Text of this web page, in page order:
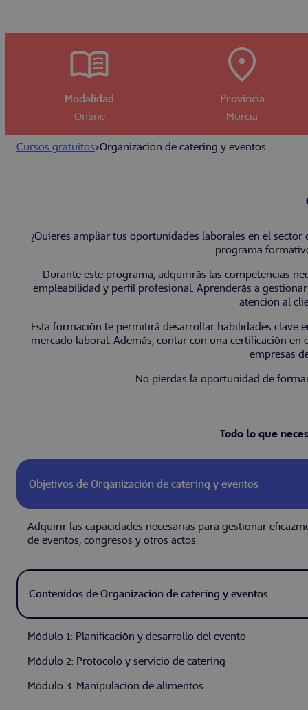
Modalidad
Online
Provincia
Murcia
Cursos gratuitos>Organización de catering y eventos
¿Quieres ampliar tus oportunidades laborales en el
programa
Durante este programa, adquirirás las competencias
empleabilidad y perfil profesional. Aprenderás a
atención al
Esta formación te permitirá desarrollar habilidades clave
mercado laboral. Además, contar con una certificación
empresas
No pierdas la oportunidad de
Todo lo que
Objetivos de Organización de catering y eventos
Adquirir las capacidades necesarias para gestionar
de eventos, congresos y otros actos.
Contenidos de Organización de catering y eventos
Módulo 1: Planificación y desarrollo del evento
Módulo 2: Protocolo y servicio de catering
Módulo 3: Manipulación de alimentos